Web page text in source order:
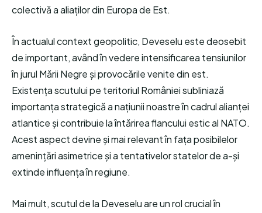
colectivă a aliaților din Europa de Est.
În actualul context geopolitic, Deveselu este deosebit
de important, având în vedere intensificarea tensiunilor
în jurul Mării Negre și provocările venite din est.
Existența scutului pe teritoriul României subliniază
importanța strategică a națiunii noastre în cadrul alianței
atlantice și contribuie la întărirea flancului estic al NATO.
Acest aspect devine și mai relevant în fața posibilelor
amenințări asimetrice și a tentativelor statelor de a-și
extinde influența în regiune.
Mai mult, scutul de la Deveselu are un rol crucial în